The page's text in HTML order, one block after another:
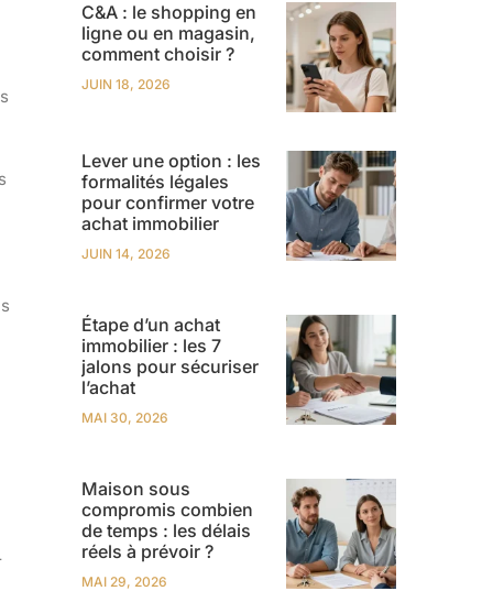
C&A : le shopping en
ligne ou en magasin,
comment choisir ?
JUIN 18, 2026
Lever une option : les
formalités légales
pour confirmer votre
achat immobilier
JUIN 14, 2026
Étape d’un achat
immobilier : les 7
jalons pour sécuriser
l’achat
MAI 30, 2026
Maison sous
compromis combien
de temps : les délais
réels à prévoir ?
MAI 29, 2026